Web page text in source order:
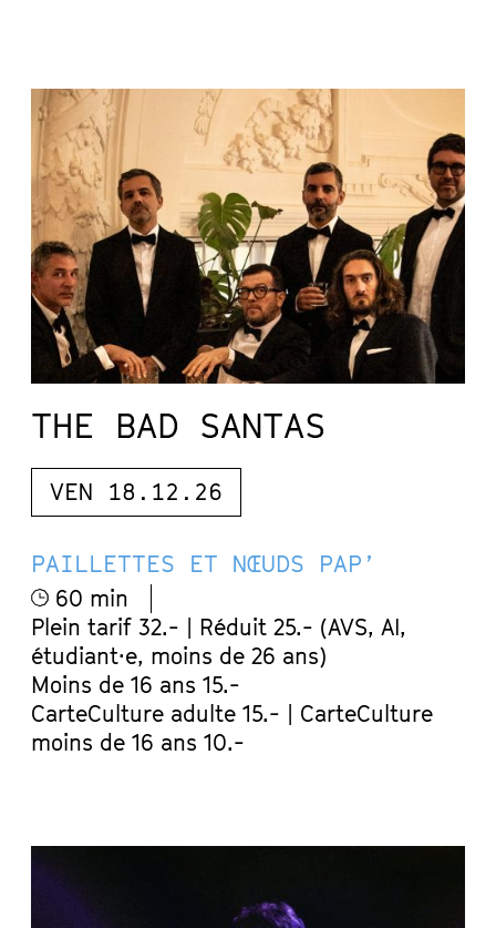
THE BAD SANTAS
VEN 18.12.26
PAILLETTES ET NŒUDS PAP’
60 min
Plein tarif 32.- | Réduit 25.- (AVS, AI,
étudiant·e, moins de 26 ans)
Moins de 16 ans 15.-
CarteCulture adulte 15.- | CarteCulture
moins de 16 ans 10.-